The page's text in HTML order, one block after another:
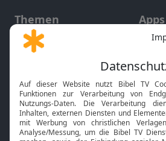
Themen
Gott und Bibel erklärt
Neuigkeiten